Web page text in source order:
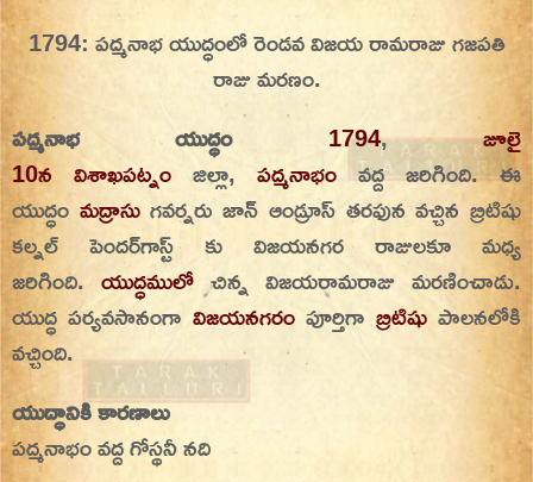
Skip
content
On This Day
Today in History | On This Day | This Day in
History | Today in India | What Happened
Today in India | Charitralo eroju | charitra lo
eroju |
1794: పద్మనాభ యుద్ధంలో రెండవ విజయ రామరాజు గజపతి
రాజు మరణం.
పద్మనాభ యుద్ధం
1794,జూలై
10న విశాఖపట్నం జిల్లా, పద్మనాభం వద్ద జరిగింది. ఈ
యుద్ధం మద్రాసుగవర్నరు జాన్ ఆండ్రూస్ తరఫున వచ్చిన బ్రిటిషు
కల్నల్ పెందర్‌గాస్ట్ కు విజయనగర రాజులకూ మధ్య
జరిగింది. యుద్ధములో చిన్న విజయరామరాజు మరణించాడు.
యుద్ధ పర్యవసానంగా విజయనగరంపూర్తిగా బ్రిటిషుపాలనలోకి
వచ్చింది.
యుద్ధానికి కారణాలు
పద్మనాభం వద్ద గోస్థనీ నది